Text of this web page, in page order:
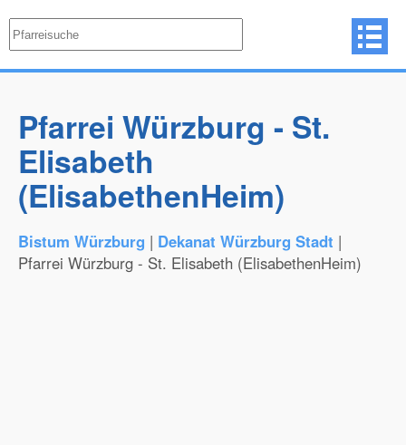
Pfarrei Würzburg - St.
Elisabeth
(ElisabethenHeim)
Bistum Würzburg | Dekanat Würzburg Stadt |
Pfarrei Würzburg - St. Elisabeth (ElisabethenHeim)